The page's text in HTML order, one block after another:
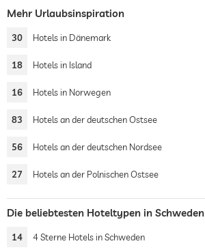
Mehr Urlaubsinspiration
30 Hotels in Dänemark
18 Hotels in Island
16 Hotels in Norwegen
83 Hotels an der deutschen Ostsee
56 Hotels an der deutschen Nordsee
27 Hotels an der Polnischen Ostsee
Die beliebtesten Hoteltypen in Schweden
14 4 Sterne Hotels in Schweden